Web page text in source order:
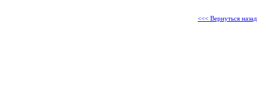
<<< Вернуться назад